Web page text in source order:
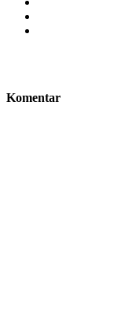
Komentar